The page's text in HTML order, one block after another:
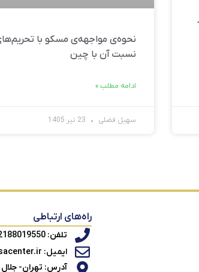
نحوه‌ی مواجهه‌ی مسکو با
نسبت آن با چین
ادامه مطلب »
سهیل فضلی
راه‌های ارتباطی
تلفن: 02188019550
ایمیل: info@isacenter.ir
آدرس: تهران-